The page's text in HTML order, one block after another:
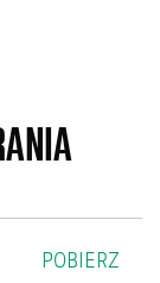
POBIERZ